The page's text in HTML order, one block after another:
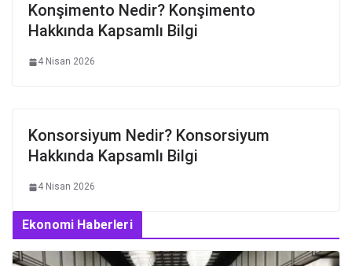
Konşimento Nedir? Konşimento
Hakkında Kapsamlı Bilgi
4 Nisan 2026
Konsorsiyum Nedir? Konsorsiyum
Hakkında Kapsamlı Bilgi
4 Nisan 2026
Ekonomi Haberleri